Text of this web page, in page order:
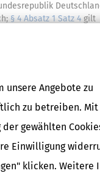
unsere Angebote zu
zu betreiben. Mit
gewählten
Einwilligung
klicken. Weitere
§ 4 Absatz 1 Satz 4gilt
ein Anteil im Sinne des
erklärt oder
im Sinne des
des Satzes 1
spätestens drei Monate